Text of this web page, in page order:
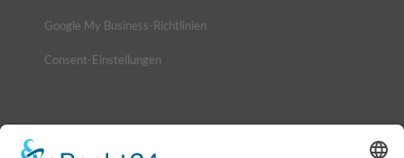
Google My Business-Richtlinien
Consent-Einstellungen